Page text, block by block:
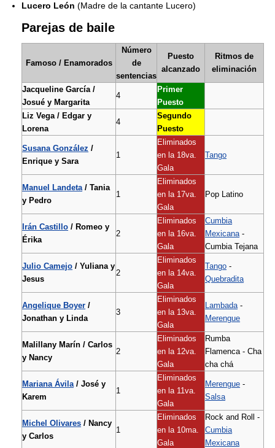
Lucero León (Madre de la cantante Lucero)
Parejas de baile
Famoso / Enamorados
Número
de
sentencias
Puesto
alcanzado
Ritmos de
eliminación
Jacqueline García /
Josué y Margarita
4
Primer
Puesto
Liz Vega / Edgar y
Lorena
4
Segundo
Puesto
Susana González /
Enrique y Sara
1
Eliminados
en la 18va.
Gala
Tango
Manuel Landeta/ Tania
y Pedro
1
Eliminados
en la 17va.
Gala
Pop Latino
Irán Castillo / Romeo y
Érika
2
Eliminados
en la 16va.
Gala
Cumbia
Mexicana-
Cumbia Tejana
Julio Camejo / Yuliana y
Jesus
2
Eliminados
en la 14va.
Gala
Tango -
Quebradita
Angelique Boyer /
Jonathan y Linda
3
Eliminados
en la 13va.
Gala
Lambada-
Merengue
Malillany Marín / Carlos
y Nancy
2
Eliminados
en la 12va.
Gala
Rumba
Flamenca - Cha
cha chá
Mariana Ávila/ José y
Karem
1
Eliminados
en la 11va.
Gala
Merengue -
Salsa
Michel Olivares / Nancy
y Carlos
1
Eliminados
en la 10ma.
Gala
Rock and Roll -
Cumbia
Mexicana